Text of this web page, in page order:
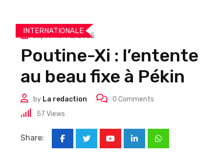
INTERNATIONALE
septembre 2, 2025
Poutine-Xi : l’entente
au beau fixe à Pékin
by La redaction 0 Comments
57 Views
Share:
LinkedInWhatsapp